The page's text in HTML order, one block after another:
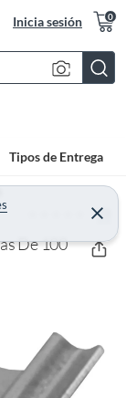
Inicia sesión 0
Tipos de Entrega
C
e
r
a
(0)
De 100